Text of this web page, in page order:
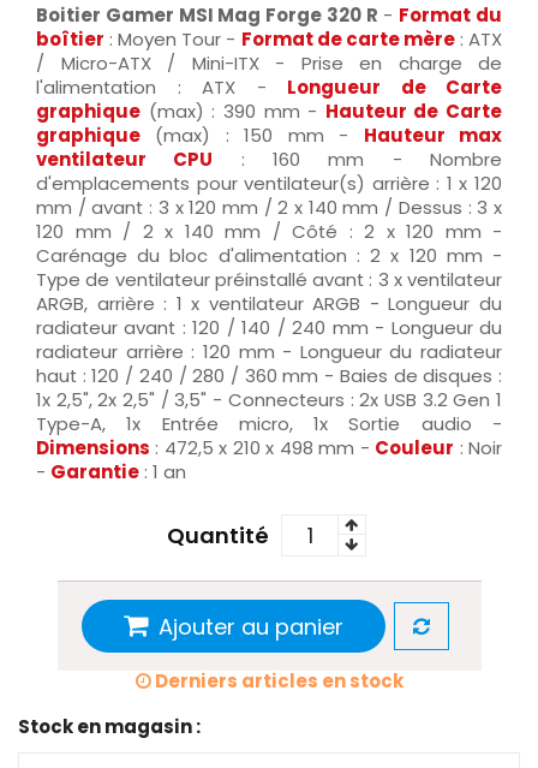
Boitier Gamer MSI Mag Forge 320 R - Format du
boîtier : Moyen Tour - Format de carte mère: ATX
/ Micro-ATX / Mini-ITX - Prise en charge de
l'alimentation : ATX - Longueur de Carte
graphique (max) : 390 mm - Hauteur de Carte
graphique (max) : 150 mm - Hauteur max
ventilateur CPU : 160 mm - Nombre
d'emplacements pour ventilateur(s) arrière : 1 x 120
mm / avant : 3 x 120 mm / 2 x 140 mm / Dessus : 3 x
120 mm / 2 x 140 mm / Côté : 2 x 120 mm -
Carénage du bloc d'alimentation : 2 x 120 mm -
Type de ventilateur préinstallé avant : 3 x ventilateur
ARGB, arrière : 1 x ventilateur ARGB - Longueur du
radiateur avant : 120 / 140 / 240 mm - Longueur du
radiateur arrière : 120 mm - Longueur du radiateur
haut : 120 / 240 / 280 / 360 mm - Baies de disques :
1x 2,5", 2x 2,5" / 3,5" - Connecteurs : 2x USB 3.2 Gen 1
Type-A, 1x Entrée micro, 1x Sortie audio -
Dimensions : 472,5 x 210 x 498 mm - Couleur : Noir
- Garantie : 1 an
Quantité
Ajouter au panier
Derniers articles en stock
Stock en magasin :